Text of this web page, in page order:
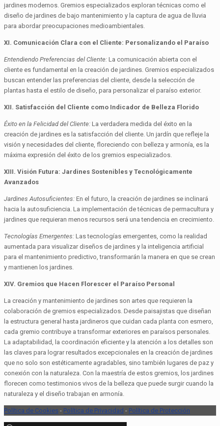
jardines modernos. Gremios especializados exploran técnicas como el
diseño de jardines de bajo mantenimiento y la captura de agua de lluvia
para abordar preocupaciones medioambientales.
XI. Comunicación Clara con el Cliente: Personalizando el Paraíso
Entendiendo Preferencias del Cliente: La comunicación abierta con el
cliente es fundamental en la creación de jardines. Gremios especializados
buscan entender las preferencias del cliente, desde la selección de
plantas hasta el estilo de diseño, para personalizar el paraíso exterior.
XII. Satisfacción del Cliente como Indicador de Belleza Florido
Éxito en la Felicidad del Cliente: La verdadera medida del éxito en la
creación de jardines es la satisfacción del cliente. Un jardín que refleje la
visión y necesidades del cliente, floreciendo con belleza y armonía, es la
máxima expresión del éxito de los gremios especializados.
XIII. Visión Futura: Jardines Sostenibles y Tecnológicamente
Avanzados
Jardines Autosuficientes: En el futuro, la creación de jardines se inclinará
hacia la autosuficiencia. La implementación de técnicas de permacultura y
jardines que requieran menos recursos será una tendencia en crecimiento.
Tecnologías Emergentes: Las tecnologías emergentes, como la realidad
aumentada para visualizar diseños de jardines y la inteligencia artificial
para el mantenimiento predictivo, transformarán la manera en que se crean
y mantienen los jardines.
XIV. Gremios que Hacen Florescer el Paraíso Personal
La creación y mantenimiento de jardines son artes que requieren la
colaboración de gremios especializados. Desde paisajistas que diseñan
la estructura general hasta jardineros que cuidan cada planta con esmero,
cada gremio contribuye a transformar exteriores en paraísos personales.
La adaptabilidad, la coordinación eficiente y la atención a los detalles son
las claves para lograr resultados excepcionales en la creación de jardines
que no solo son estéticamente agradables, sino también lugares de paz y
conexión con la naturaleza. Con la maestría de estos gremios, los jardines
florecen como testimonios vivos de la belleza que puede surgir cuando la
naturaleza y el diseño trabajan en armonía.
Política de Cookies - Política de Privacidad - Política de Protección